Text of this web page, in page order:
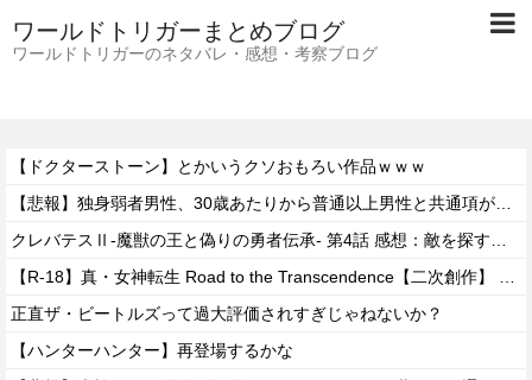
ワールドトリガーまとめブログ
ワールドトリガーのネタバレ・感想・考察ブログ
【ドクターストーン】とかいうクソおもろい作品ｗｗｗ
正直ザ・ビートルズって過大評価されすぎじゃねないか？
【ハンターハンター】再登場するかな